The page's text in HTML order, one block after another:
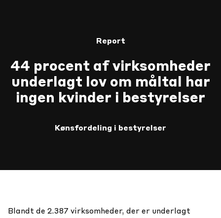
Report
44 procent af virksomheder
underlagt lov om måltal har
ingen kvinder i bestyrelser
Kønsfordeling i bestyrelser
Blandt de 2.387 virksomheder, der er underlagt